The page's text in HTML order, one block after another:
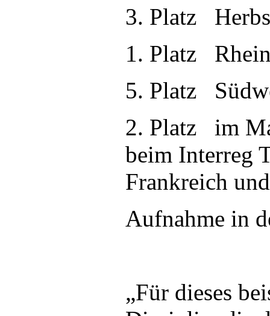
3. Platz
1. Platz
5. Platz
2. Platz im
beim Interreg
Frankreich
Aufnahme in
„Für dieses